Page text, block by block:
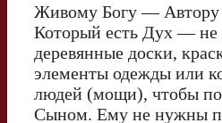
Живому Богу — Автору
Который есть Дух —
деревянные доски,
элементы одежды или
людей (мощи), чтобы
Сыном. Ему не нужны